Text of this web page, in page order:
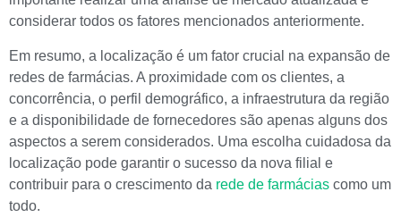
considerar todos os fatores mencionados anteriormente.
Em resumo, a localização é um fator crucial na expansão de
redes de farmácias. A proximidade com os clientes, a
concorrência, o perfil demográfico, a infraestrutura da região
e a disponibilidade de fornecedores são apenas alguns dos
aspectos a serem considerados. Uma escolha cuidadosa da
localização pode garantir o sucesso da nova filial e
contribuir para o crescimento da rede de farmácias como um
todo.